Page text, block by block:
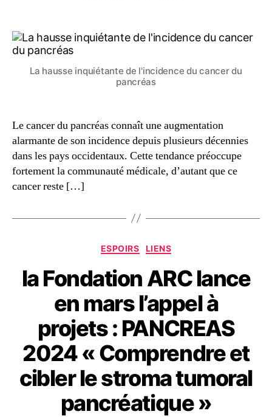
La hausse inquiétante de l'incidence du cancer du
pancréas
Le cancer du pancréas connaît une augmentation
alarmante de son incidence depuis plusieurs décennies
dans les pays occidentaux. Cette tendance préoccupe
fortement la communauté médicale, d’autant que ce
cancer reste […]
ESPOIRS LIENS
la Fondation ARC lance
en mars l’appel à
projets : PANCREAS
2024 « Comprendre et
cibler le stroma tumoral
pancréatique »